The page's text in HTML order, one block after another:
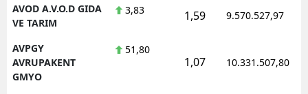
AVOD A.V.O.D GIDA
VE TARIM
3,83 1,59 9.570.527,97
AVPGY
AVRUPAKENT
GMYO
51,80
1,07 10.331.507,80